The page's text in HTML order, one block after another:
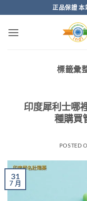
轉
正品保證 本
標籤彙
印度犀利士哪
種購買
POSTED
31
7 月